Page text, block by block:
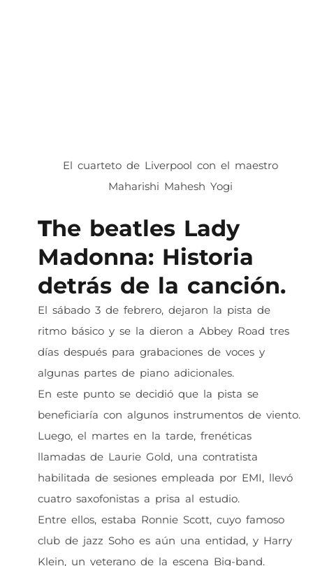
El cuarteto de Liverpool con el maestro
Maharishi Mahesh Yogi
The beatles Lady
Madonna: Historia
detrás de la canción.
El sábado 3 de febrero, dejaron la pista de
ritmo básico y se la dieron a Abbey Road tres
días después para grabaciones de voces y
algunas partes de piano adicionales.
En este punto se decidió que la pista se
beneficiaría con algunos instrumentos de viento.
Luego, el martes en la tarde, frenéticas
llamadas de Laurie Gold, una contratista
habilitada de sesiones empleada por EMI, llevó
cuatro saxofonistas a prisa al estudio.
Entre ellos, estaba Ronnie Scott, cuyo famoso
club de jazz Soho es aún una entidad, y Harry
Klein, un veterano de la escena Big-band.